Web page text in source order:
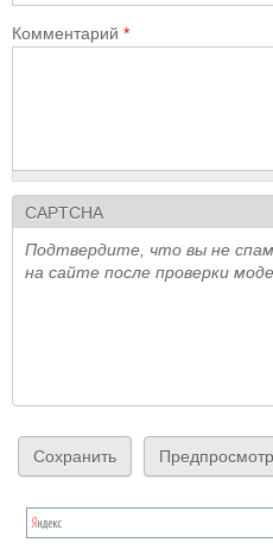
Комментарий *
CAPTCHA
Подтвердите, что вы не
на сайте после проверки